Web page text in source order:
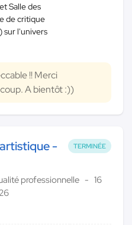
Salle des
de critique
sur l'univers
!! Merci
A bientôt :))
TERMINÉE
-
professionnelle
16